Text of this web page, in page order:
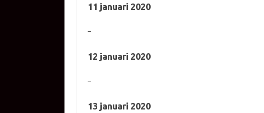
11 januari 2020
–
12 januari 2020
–
13 januari 2020